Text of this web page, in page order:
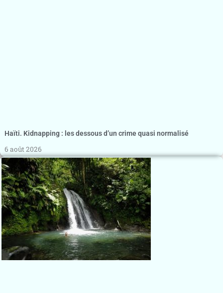
Haïti. Kidnapping : les dessous d’un crime quasi normalisé
6 août 2026